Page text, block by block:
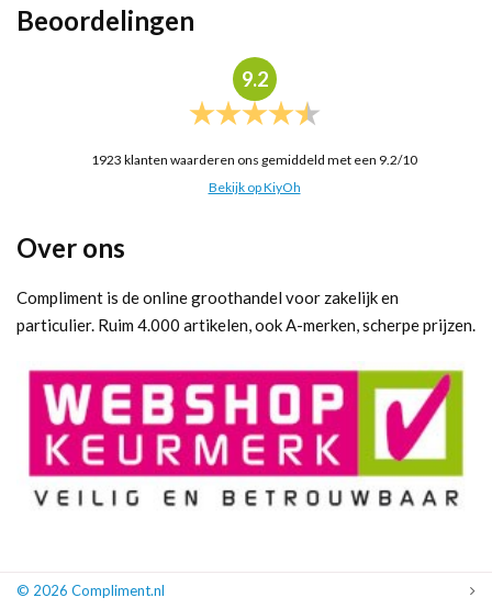
Beoordelingen
9.2
1923 klanten waarderen ons gemiddeld met een 9.2/10
Bekijk op KiyOh
Over ons
Compliment is de online groothandel voor zakelijk en
particulier. Ruim 4.000 artikelen, ook A-merken, scherpe prijzen.
© 2026 Compliment.nl